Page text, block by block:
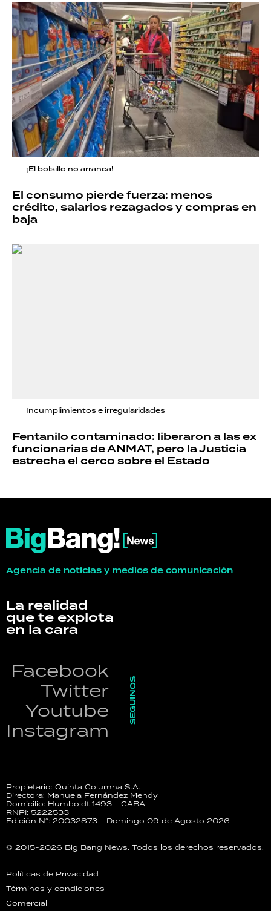
¡El bolsillo no arranca!
El consumo pierde fuerza: menos
crédito, salarios rezagados y compras en
baja
Incumplimientos e irregularidades
Fentanilo contaminado: liberaron a las ex
funcionarias de ANMAT, pero la Justicia
estrecha el cerco sobre el Estado
Agencia de noticias y medios de comunicación
La realidad
que te explota
en la cara
Facebook
Twitter
Youtube
Instagram
SEGUINOS
Propietario: Quinta Columna S.A.
Directora: Manuela Fernández Mendy
Domicilio: Humboldt 1493 - CABA
RNPI: 5222533
Edición N°: 20032873 - Domingo 09 de Agosto 2026
© 2015-2026 Big Bang News. Todos los derechos reservados.
Políticas de Privacidad
Términos y condiciones
Comercial